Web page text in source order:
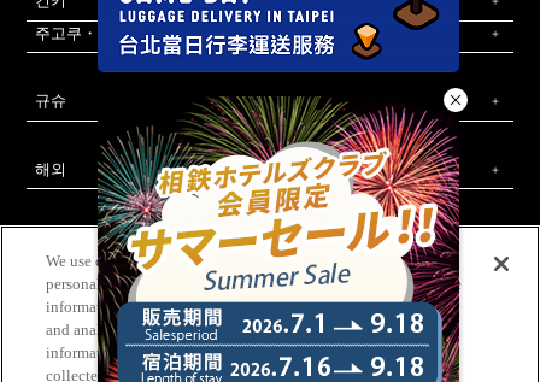
주고쿠・시코쿠
규슈
해외
소테츠 호텔즈 공식 SNS
문의는 이쪽 회사 개요 신규 호텔 개발 제안
WEB 이용 규약
사이트 정책
개인정보 보호정책 고객 괴롭힘에 대한 기본 정책
법인 계약
숙박약관
회원규약 사이트 맵 채용 정보
We use cookies to improve your experience on our website, to
personalize content and ads, and to analyze our traffic. We share
information about your use of our website with our advertising
and analytics partners, who may combine it with other
information that you have provided to them or that they have
collected from your use of their services. Please click [Cookie